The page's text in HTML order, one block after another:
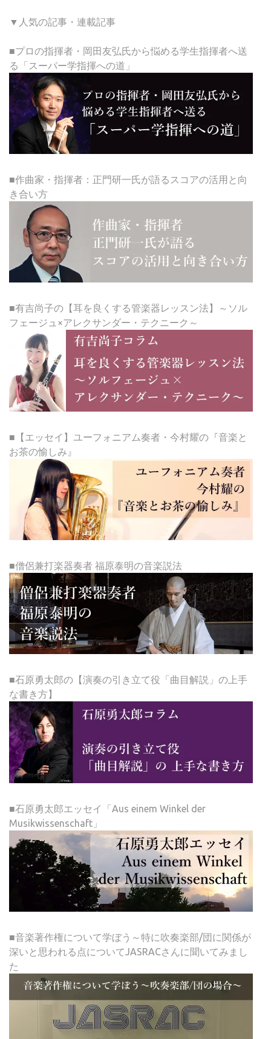
▼人気の記事・連載記事
■プロの指揮者・岡田友弘氏から悩める学生指揮者へ送
る「スーパー学指揮への道」
■作曲家・指揮者：正門研一氏が語るスコアの活用と向
き合い方
■有吉尚子の【耳を良くする管楽器レッスン法】～ソル
フェージュ×アレクサンダー・テクニーク～
■【エッセイ】ユーフォニアム奏者・今村耀の『音楽と
お茶の愉しみ』
■僧侶兼打楽器奏者 福原泰明の音楽説法
■石原勇太郎の【演奏の引き立て役「曲目解説」の上手
な書き方】
■石原勇太郎エッセイ「Aus einem Winkel der
Musikwissenschaft」
■音楽著作権について学ぼう～特に吹奏楽部/団に関係が
深いと思われる点についてJASRACさんに聞いてみまし
た